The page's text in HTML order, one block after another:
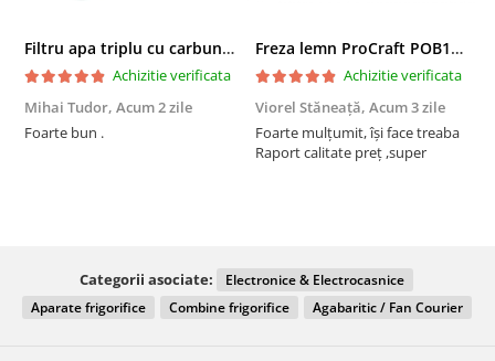
Filtru apa triplu cu carbune/bumbac/sita 3x3/4"*10
Achizitie verificata
Mihai Tudor, Acum 2 zile
Foarte bun .
Freza lemn ProCraft POB1700, 1200 W, 2600 Rpm cu 12 freze pentru lemn incluse in pachet
Achizitie verificata
Viorel Stăneață, Acum 3 zile
Foarte mulțumit, își face treaba
Raport calitate preț ,super
Categorii asociate:
Electronice & Electrocasnice
Aparate frigorifice
Combine frigorifice Agabaritic / Fan Courier